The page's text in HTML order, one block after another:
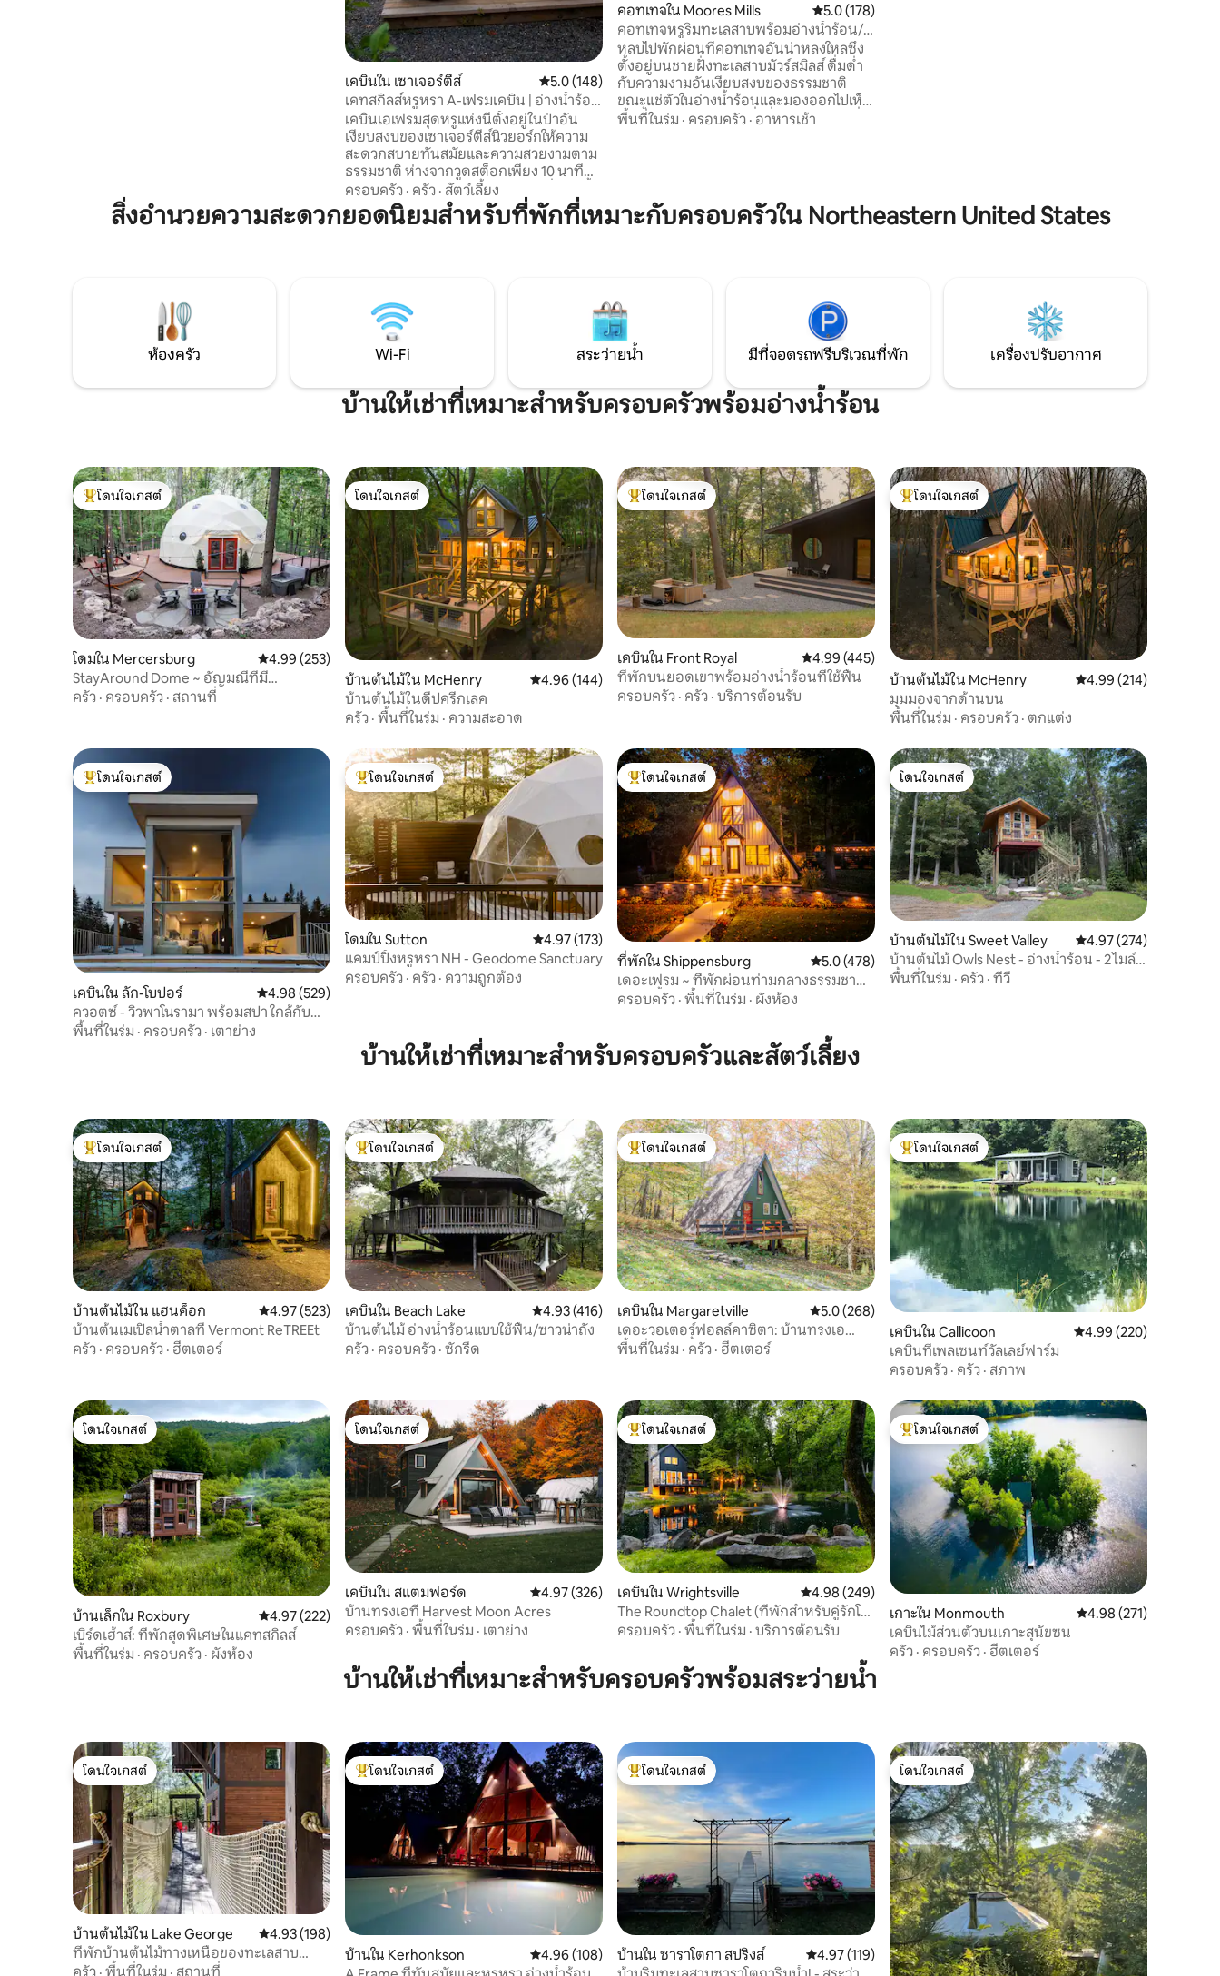
เคบินใน เซาเจอร์ตีส์ คะแนนเฉลี่ย 5.0 จาก 5, 148 รีวิว
5.0 (148)
เคทสกิลส์หรูหรา A-เฟรมเคบิน | อ่างน้ำร้อน
และซาวน่า
เคบินเอเฟรมสุดหรูแห่งนี้ตั้งอยู่ในป่าอัน
เงียบสงบของเซาเจอร์ตีส์นิวยอร์กให้ความ
สะดวกสบายทันสมัยและความสวยงามตาม
ธรรมชาติ ห่างจากวูดสต็อกเพียง 10 นาที
และห่างจากนิวยอร์กนิวเจอร์ซีย์ 2 ชั่วโมงตั้ง
อยู่บนพื้นที่ส่วนตัว 2 เอเคอร์ เข้าถึงง่ายมี
ที่นอนควีนไซส์ระดับพรีเมียมเครื่องชงกาแฟ
ร้านอาหารยอดนิยมใน Catskills เยี่ยมชม ig
‘highwoodsaframe‘ ของเราเพื่อดูข้อมูลเพิ่ม
ครอบครัว · ครัว · สัตว์เลี้ยง
คอทเทจใน Moores Mills คะแนนเฉลี่ย 5.0 จาก 5, 178 รีวิว
5.0 (178)
คอทเทจหรูริมทะเลสาบพร้อมอ่างน้ำร้อน/
เรือคายัค - รองรับ 6 คน
หลบไปพักผ่อนที่คอทเทจอันน่าหลงใหลซึ่ง
ตั้งอยู่บนชายฝั่งทะเลสาบมัวร์สมิลส์ ดื่มด่ำ
กับความงามอันเงียบสงบของธรรมชาติ
ขณะแช่ตัวในอ่างน้ำร้อนและมองออกไปเห็น
ผืนน้ำอันเงียบสงบ ทุกสิ่งที่คุณต้องการเพื่อ
ฟืนฟรี ✅ บาร์บีคิวกลางแจ้ง ✅ พักได้ 6 ท่าน:
เตียงคิงไซส์ 2 เตียง เตียงควีนไซส์ 1 เตียง ✅
พื้นที่ในร่ม · ครอบครัว · อาหารเช้า
สิ่งอำนวยความสะดวกยอดนิยมสำหรับที่พักที่เหมาะกับครอบครัวใน Northeastern United States
ห้องครัว Wi-Fi สระว่ายน้ำ มีที่จอดรถฟรีบริเวณที่พัก เครื่องปรับอากาศ
บ้านให้เช่าที่เหมาะสำหรับครอบครัวพร้อมอ่างน้ำร้อน
โดนใจเกสต์ที่สุด
โดนใจเกสต์
โดมใน Mercersburg คะแนนเฉลี่ย 4.99 จาก 5, 253 รีวิว
4.99 (253)
StayAround Dome ~ อัญมณีที่มี
เอกลักษณ์และเงียบสงบ ~ ซาวน่า
ครัว · ครอบครัว · สถานที่
โดนใจเกสต์
โดนใจเกสต์
บ้านต้นไม้ใน McHenry คะแนนเฉลี่ย 4.96 จาก 5, 144 รีวิว
4.96 (144)
บ้านต้นไม้ในดีปครีกเลค
ครัว · พื้นที่ในร่ม · ความสะอาด
โดนใจเกสต์ที่สุด
โดนใจเกสต์
เคบินใน Front Royal คะแนนเฉลี่ย 4.99 จาก 5, 445 รีวิว
4.99 (445)
ที่พักบนยอดเขาพร้อมอ่างน้ำร้อนที่ใช้ฟืน
ครอบครัว · ครัว · บริการต้อนรับ
โดนใจเกสต์ที่สุด
โดนใจเกสต์
บ้านต้นไม้ใน McHenry คะแนนเฉลี่ย 4.99 จาก
4.99 (214)
มุมมองจากด้านบน
พื้นที่ในร่ม · ครอบครัว · ตกแต่ง
โดนใจเกสต์ที่สุด
โดนใจเกสต์
เคบินใน ลัก-โบปอร์ คะแนนเฉลี่ย 4.98 จาก 5, 529 รีวิว
4.98 (529)
ควอตซ์ - วิวพาโนรามา พร้อมสปา ใกล้กับ
เมืองควิเบก
พื้นที่ในร่ม · ครอบครัว · เตาย่าง
โดนใจเกสต์ที่สุด
โดนใจเกสต์
โดมใน Sutton คะแนนเฉลี่ย 4.97 จาก 5, 173 รีวิว
4.97 (173)
แคมป์ปิ้งหรูหรา NH - Geodome Sanctuary
ครอบครัว · ครัว · ความถูกต้อง
โดนใจเกสต์ที่สุด
โดนใจเกสต์
ที่พักใน Shippensburg คะแนนเฉลี่ย 5.0 จาก 5, 478 รีวิว
5.0 (478)
เดอะเฟรม ~ ที่พักผ่อนท่ามกลางธรรมชาติ
~ อ่างน้ำร้อน ~ บาร์บีคิว
ครอบครัว · พื้นที่ในร่ม · ผังห้อง
โดนใจเกสต์
โดนใจเกสต์
บ้านต้นไม้ใน Sweet Valley คะแนนเฉลี่ย 4.97 จาก
4.97 (274)
บ้านต้นไม้ Owls Nest - อ่างน้ำร้อน - 2 ไมล์
ถึงอุทยานแห่งรัฐ RG
พื้นที่ในร่ม · ครัว · ทีวี
บ้านให้เช่าที่เหมาะสำหรับครอบครัวและสัตว์เลี้ยง
โดนใจเกสต์ที่สุด
โดนใจเกสต์
บ้านต้นไม้ใน แฮนค็อก คะแนนเฉลี่ย 4.97 จาก 5, 523 รีวิว
4.97 (523)
บ้านต้นเมเปิลน้ำตาลที่ Vermont ReTREEt
ครัว · ครอบครัว · ฮีตเตอร์
โดนใจเกสต์ที่สุด
โดนใจเกสต์
เคบินใน Beach Lake คะแนนเฉลี่ย 4.93 จาก 5, 416 รีวิว
4.93 (416)
บ้านต้นไม้ อ่างน้ำร้อนแบบใช้ฟืน/ซาวน่าถัง
ครัว · ครอบครัว · ซักรีด
โดนใจเกสต์ที่สุด
โดนใจเกสต์
เคบินใน Margaretville คะแนนเฉลี่ย 5.0 จาก 5, 268 รีวิว
5.0 (268)
เดอะวอเตอร์ฟอลล์คาซิตา: บ้านทรงเอ
เฟรมพร้อมน้ำตกสูง 30 ฟุต
พื้นที่ในร่ม · ครัว · ฮีตเตอร์
โดนใจเกสต์ที่สุด
โดนใจเกสต์
เคบินใน Callicoon คะแนนเฉลี่ย 4.99 จาก 5,
4.99 (220)
เคบินที่เพลเซนท์วัลเลย์ฟาร์ม
ครอบครัว · ครัว · สภาพ
โดนใจเกสต์
โดนใจเกสต์
บ้านเล็กใน Roxbury คะแนนเฉลี่ย 4.97 จาก 5, 222 รีวิว
4.97 (222)
เบิร์ดเฮ้าส์: ที่พักสุดพิเศษในแคทสกิลส์
พื้นที่ในร่ม · ครอบครัว · ผังห้อง
โดนใจเกสต์
โดนใจเกสต์
เคบินใน สแตมฟอร์ด คะแนนเฉลี่ย 4.97 จาก 5, 326 รีวิว
4.97 (326)
บ้านทรงเอที่ Harvest Moon Acres
ครอบครัว · พื้นที่ในร่ม · เตาย่าง
โดนใจเกสต์ที่สุด
โดนใจเกสต์
เคบินใน Wrightsville คะแนนเฉลี่ย 4.98 จาก 5, 249 รีวิว
4.98 (249)
The Roundtop Chalet (ที่พักสำหรับคู่รักโร
แมนติก)
ครอบครัว · พื้นที่ในร่ม · บริการต้อนรับ
โดนใจเกสต์ที่สุด
โดนใจเกสต์
เกาะใน Monmouth คะแนนเฉลี่ย 4.98 จาก
4.98 (271)
เคบินไม้ส่วนตัวบนเกาะสุนัขซน
ครัว · ครอบครัว · ฮีตเตอร์
บ้านให้เช่าที่เหมาะสำหรับครอบครัวพร้อมสระว่ายน้ำ
โดนใจเกสต์
โดนใจเกสต์
บ้านต้นไม้ใน Lake George คะแนนเฉลี่ย 4.93 จาก 5, 198 รีวิว
4.93 (198)
ที่พักบ้านต้นไม้ทางเหนือของทะเลสาบ
จอร์จ
ครัว · พื้นที่ในร่ม · สถานที่
โดนใจเกสต์ที่สุด
โดนใจเกสต์
บ้านใน Kerhonkson คะแนนเฉลี่ย 4.96 จาก 5, 108 รีวิว
4.96 (108)
โดนใจเกสต์ที่สุด
โดนใจเกสต์
บ้านใน ซาราโตกา สปริงส์ คะแนนเฉลี่ย 4.97 จาก 5, 119 รีวิว
4.97 (119)
โดนใจเกสต์
โดนใจเกสต์